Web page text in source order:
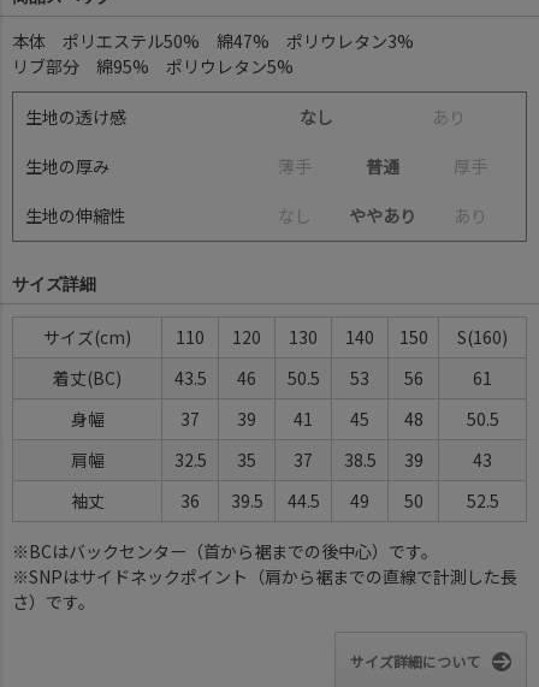
本体 ポリエステル50% 綿47% ポリウレタン3%
リブ部分 綿95% ポリウレタン5%
生地の透け感 なし あ り
生地の厚み 薄手 普通 厚手
生地の伸縮性 な し ややあり あ り
サイズ詳細
サイズ(cm) 110 120 130 140 150
S(160)
着丈(BC)
43.5 46 50.5 53 56
61
身幅
37 39 41 45 48
50.5
肩幅
32.5 35 37 38.5 39
43
袖丈
36 39.5 44.5 49 50 52.5
※BCはバックセンター（首から裾までの後中心）です。
※SNPはサイドネックポイント（肩から裾までの直線で計測した長
さ）です。
サイズ詳細について